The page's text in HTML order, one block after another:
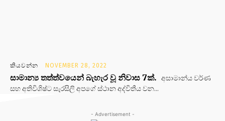
කියවන්න NOVEMBER 28, 2022
සාමාන්‍ය තත්ත්වයෙන් බැහැර වූ නිවාස 7ක්. අසාමාන්ය වර්ණ
සහ අතිවිශිෂ්ට සැරසිලි අපගේ ස්ථාන අද්විතීය වන...
- Advertisement -